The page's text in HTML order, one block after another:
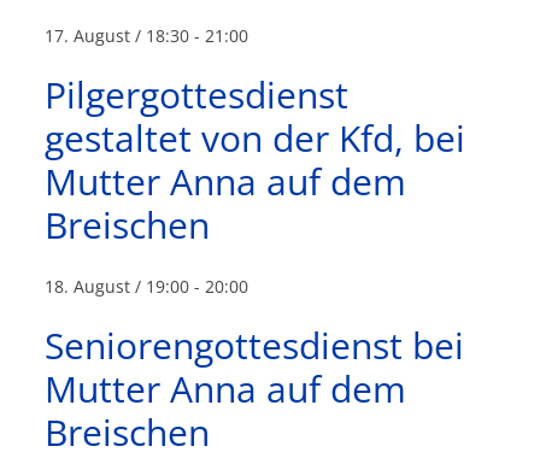
17. August / 18:30 - 21:00
Pilgergottesdienst
gestaltet von der Kfd, bei
Mutter Anna auf dem
Breischen
18. August / 19:00 - 20:00
Seniorengottesdienst bei
Mutter Anna auf dem
Breischen